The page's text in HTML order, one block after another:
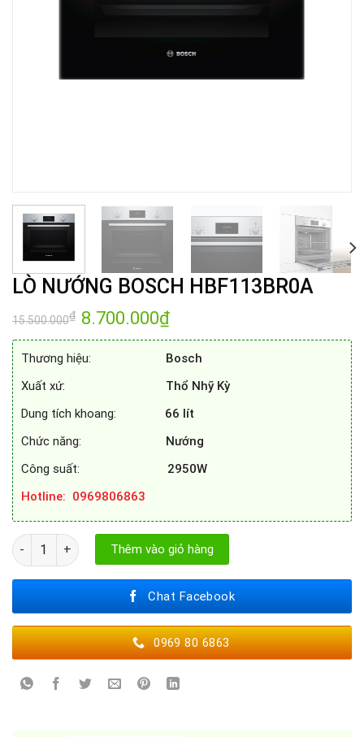
LÒ NƯỚNG BOSCH HBF113BR0A
15.500.000₫ Giá
gốc
là:
8.700.000₫Giá
tại
8.700.000₫.
Thương hiệu:
Bosch
Xuất xứ: Thổ Nhỹ Kỳ
Dung tích khoang: 66 lít
Chức năng:
Nướng
Công suất: 2950W
Hotline: 0969806863
LÒ NƯỚNG BOSCH HBF113BR0A số lượng
Thêm vào giỏ hàng
Chat Facebook
0969 80 6863